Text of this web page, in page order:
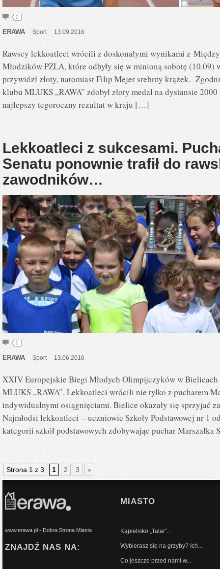
0
ERAWA Sport 13.09.2016
Rawscy lekkoatleci wrócili z doskonałymi wynikami z
Młodzików PZLA, które odbyły się w minioną sobotę (10.09)
przywiózł złoty, natomiast Filip Mejer srebrny krążek.
klubu MLUKS „RAWA” zdobył złoty medal na dystansie
najlepszy tegoroczny rezultat w kraju […]
Lekkoatleci z sukcesami.
Senatu ponownie trafił do
zawodników…
0
ERAWA Sport 13.06.2016
XXIV Europejskie Biegi Młodych Olimpijczyków w Bielicach
MLUKS „RAWA”. Lekkoatleci wrócili nie tylko z pucharem
indywidualnymi osiągnięciami. Bielice okazały się sprzyjać
Najmłodsi lekkoatleci – uczniowie Szkoły Podstawowej nr 1
kategorii szkół podstawowych zdobywając puchar
Strona 1 z 3 1 2 3 »
www.erawa.pl - Dobra Strona Miasta
ZNAJDŹ NAS NA:
MIASTO
Kąpielisko „Tatar”...
Wybierasz się na grzyby? Ich...
Co jeszcze przed nami w...